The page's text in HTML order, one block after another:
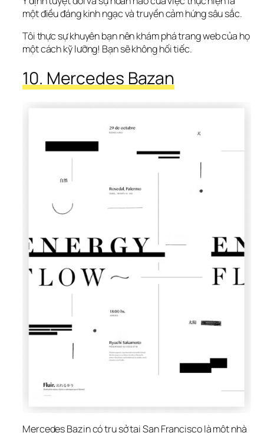
một điều đáng kinh ngạc và truyền cảm hứng sâu sắc.
Tôi thực sự khuyên bạn nên khám phá trang web của họ
một cách kỹ lưỡng! Bạn sẽ không hối tiếc.
10. Mercedes Bazan
Mercedes Bazin có trụ sở tại San Francisco là một nhà